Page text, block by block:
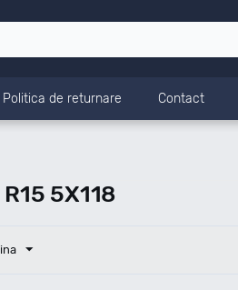
Politica de returnare Contact
5X118